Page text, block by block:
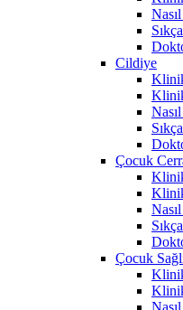
Cildiye
Çocuk
Çocuk